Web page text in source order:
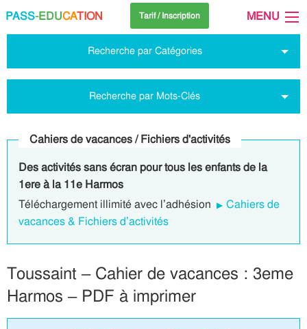
PASS-EDUCATION Tarif / Inscription MENU
Recherche par Catégories
Recherche par Mots-Clés
Cahiers de vacances / Fichiers d'activités
Des activités sans écran pour tous les enfants de la
1ere à la 11e Harmos
Téléchargement illimité avec l’adhésion
Cahiers de
vacances & Fichiers d’activités
Toussaint – Cahier de vacances : 3eme
Harmos – PDF à imprimer